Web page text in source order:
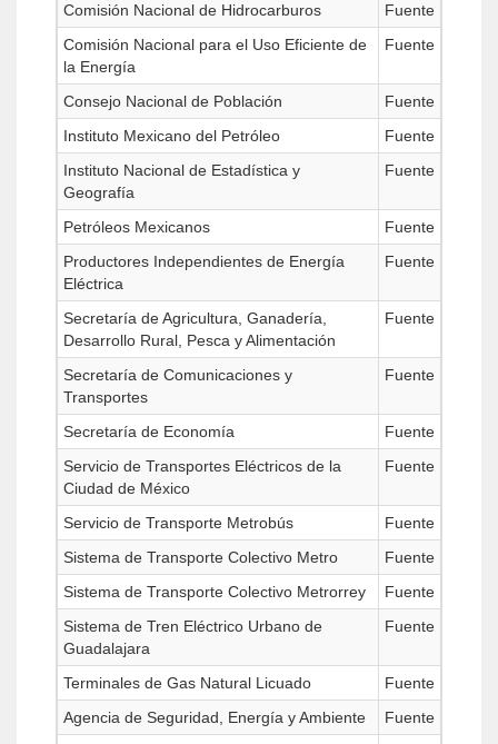
Comisión Nacional de Hidrocarburos
Fuente
Comisión Nacional para el Uso Eficiente de
la Energía
Fuente
Consejo Nacional de Población
Fuente
Instituto Mexicano del Petróleo
Fuente
Instituto Nacional de Estadística y
Geografía
Fuente
Petróleos Mexicanos
Fuente
Productores Independientes de Energía
Eléctrica
Fuente
Secretaría de Agricultura, Ganadería,
Desarrollo Rural, Pesca y Alimentación
Fuente
Secretaría de Comunicaciones y
Transportes
Fuente
Secretaría de Economía
Fuente
Servicio de Transportes Eléctricos de la
Ciudad de México
Fuente
Servicio de Transporte Metrobús
Fuente
Sistema de Transporte Colectivo Metro
Fuente
Sistema de Transporte Colectivo Metrorrey
Fuente
Sistema de Tren Eléctrico Urbano de
Guadalajara
Fuente
Terminales de Gas Natural Licuado
Fuente
Agencia de Seguridad, Energía y Ambiente
Fuente